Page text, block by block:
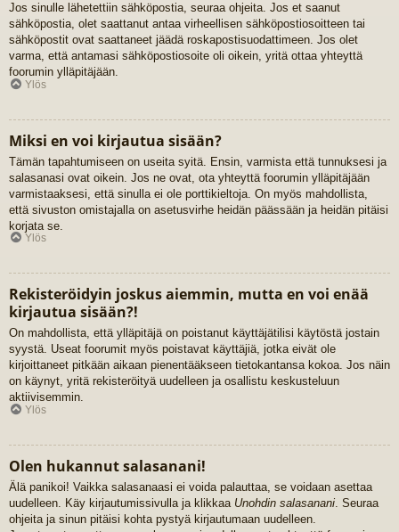
Jos sinulle lähetettiin sähköpostia, seuraa ohjeita. Jos et saanut
sähköpostia, olet saattanut antaa virheellisen sähköpostiosoitteen tai
sähköpostit ovat saattaneet jäädä roskapostisuodattimeen. Jos olet
varma, että antamasi sähköpostiosoite oli oikein, yritä ottaa yhteyttä
foorumin ylläpitäjään.
Ylös
Miksi en voi kirjautua sisään?
Tämän tapahtumiseen on useita syitä. Ensin, varmista että tunnuksesi ja
salasanasi ovat oikein. Jos ne ovat, ota yhteyttä foorumin ylläpitäjään
varmistaaksesi, että sinulla ei ole porttikieltoja. On myös mahdollista,
että sivuston omistajalla on asetusvirhe heidän päässään ja heidän pitäisi
korjata se.
Ylös
Rekisteröidyin joskus aiemmin, mutta en voi enää
kirjautua sisään?!
On mahdollista, että ylläpitäjä on poistanut käyttäjätilisi käytöstä jostain
syystä. Useat foorumit myös poistavat käyttäjiä, jotka eivät ole
kirjoittaneet pitkään aikaan pienentääkseen tietokantansa kokoa. Jos näin
on käynyt, yritä rekisteröityä uudelleen ja osallistu keskusteluun
aktiivisemmin.
Ylös
Olen hukannut salasanani!
Älä panikoi! Vaikka salasanaasi ei voida palauttaa, se voidaan asettaa
uudelleen. Käy kirjautumissivulla ja klikkaa Unohdin salasanani . Seuraa
ohjeita ja sinun pitäisi kohta pystyä kirjautumaan uudelleen.